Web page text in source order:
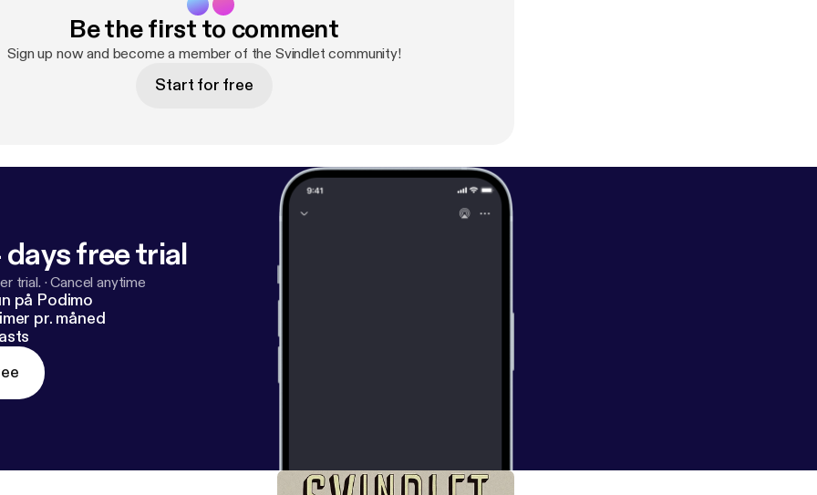
Be the first to comment
Sign up now and become a member of the Svindlet community!
Start for free
free trial
trial. ·Cancel anytime
på Podimo
pr. måned